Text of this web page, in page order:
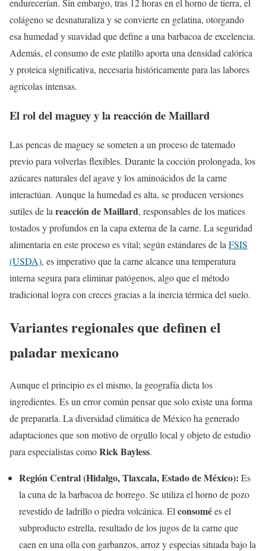
endurecerían. Sin embargo, tras 12 horas en el horno de tierra, el
colágeno se desnaturaliza y se convierte en gelatina, otorgando
esa humedad y suavidad que define a una barbacoa de excelencia.
Además, el consumo de este platillo aporta una densidad calórica
y proteica significativa, necesaria históricamente para las labores
agrícolas intensas.
El rol del maguey y la reacción de Maillard
Las pencas de maguey se someten a un proceso de tatemado
previo para volverlas flexibles. Durante la cocción prolongada, los
azúcares naturales del agave y los aminoácidos de la carne
interactúan. Aunque la humedad es alta, se producen versiones
sutiles de la reacción de Maillard, responsables de los matices
tostados y profundos en la capa externa de la carne. La seguridad
alimentaria en este proceso es vital; según estándares de la FSIS
(USDA), es imperativo que la carne alcance una temperatura
interna segura para eliminar patógenos, algo que el método
tradicional logra con creces gracias a la inercia térmica del suelo.
Variantes regionales que definen el
paladar mexicano
Aunque el principio es el mismo, la geografía dicta los
ingredientes. Es un error común pensar que solo existe una forma
de prepararla. La diversidad climática de México ha generado
adaptaciones que son motivo de orgullo local y objeto de estudio
para especialistas comoRick Bayless.
Región Central (Hidalgo, Tlaxcala, Estado de México): Es
la cuna de la barbacoa de borrego. Se utiliza el horno de pozo
revestido de ladrillo o piedra volcánica. El consomées el
subproducto estrella, resultado de los jugos de la carne que
caen en una olla con garbanzos, arroz y especias situada bajo la